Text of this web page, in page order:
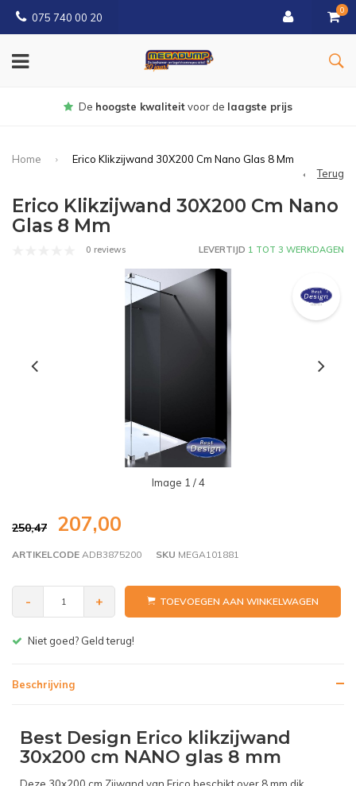
075 740 00 20
0
Gratisbezorgd vanaf € 150
Home
Erico Klikzijwand 30X200 Cm Nano Glas 8 Mm
Terug
Erico Klikzijwand 30X200 Cm Nano
Glas 8 Mm
0 reviews LEVERTIJD 1 TOT 3 WERKDAGEN
Image 1 / 4
250,47 207,00
ARTIKELCODE ADB3875200 SKU MEGA101881
- + TOEVOEGEN AAN WINKELWAGEN
Gratis bezorgen v.a. € 150,- (NL)
Beschrijving
Best Design Erico klikzijwand
30x200 cm NANO glas 8 mm
Deze 30x200 cm Zijwand van Erico beschikt over 8 mm dik